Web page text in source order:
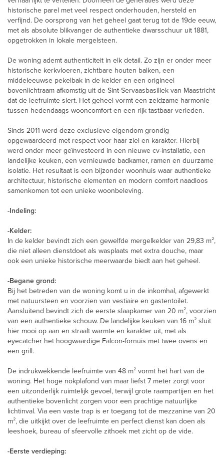
historische parel met veel respect onderhouden, hersteld en
verfijnd. De oorsprong van het geheel gaat terug tot de 19de eeuw,
met als absolute blikvanger de authentieke dwarsschuur uit 1881,
opgetrokken in lokale mergelsteen.
De woning ademt authenticiteit in elk detail. Zo zijn er onder meer
historische kerkvloeren, zichtbare houten balken, een
middeleeuwse pekelbak in de kelder en een origineel
bovenlichtraam afkomstig uit de Sint-Servaasbasiliek van Maastricht
dat de leefruimte siert. Het geheel vormt een zeldzame harmonie
tussen hedendaags wooncomfort en een rijk tastbaar verleden.
Sinds 2011 werd deze exclusieve eigendom grondig
opgewaardeerd met respect voor haar ziel en karakter. Hierbij
werd onder meer geïnvesteerd in een nieuwe cv-installatie, een
landelijke keuken, een vernieuwde badkamer, ramen en duurzame
isolatie. Het resultaat is een bijzonder woonhuis waar authentieke
architectuur, historische elementen en modern comfort naadloos
samenkomen tot een unieke woonbeleving.
-Indeling:
-Kelder:
In de kelder bevindt zich een gewelfde mergelkelder van 29,83 m²,
die niet alleen dienstdoet als wasplaats met extra douche, maar
ook een unieke historische meerwaarde biedt aan het geheel.
-Begane grond:
Bij het betreden van de woning komt u in de inkomhal, afgewerkt
met natuursteen en voorzien van vestiaire en gastentoilet.
Aansluitend bevindt zich de eerste slaapkamer van 20 m², voorzien
van een authentieke schouw. De landelijke keuken van 16 m² sluit
hier mooi op aan en straalt warmte en karakter uit, met als
eyecatcher het hoogwaardige Falcon-fornuis met twee ovens en
een grill.
De indrukwekkende leefruimte van 48 m² vormt het hart van de
woning. Het hoge nokplafond van maar liefst 7 meter zorgt voor
een uitzonderlijk ruimtelijk gevoel, terwijl grote raampartijen en het
authentieke bovenlicht zorgen voor een prachtige natuurlijke
lichtinval. Via een vaste trap is er toegang tot de mezzanine van 20
m², die uitkijkt over de leefruimte en perfect dienst kan doen als
leeshoek, bureau of sfeervolle zithoek met zicht op de vide.
-Eerste verdieping: